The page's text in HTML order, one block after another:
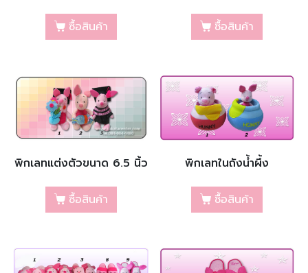
ซื้อสินค้า ซื้อสินค้า
พิกเลทแต่งตัวขนาด 6.5 นิ้ว
ซื้อสินค้า
พิกเลทในถังน้ำผึ้ง
ซื้อสินค้า